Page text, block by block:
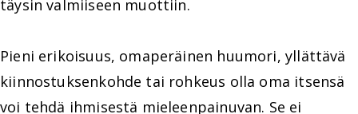
täysin valmiiseen muottiin.
Pieni erikoisuus, omaperäinen huumori, yllättävä
kiinnostuksenkohde tai rohkeus olla oma itsensä
voi tehdä ihmisestä mieleenpainuvan. Se ei